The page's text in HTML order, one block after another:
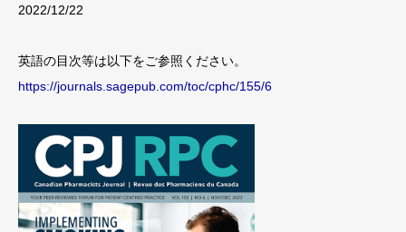
2022/12/22
英語の目次等は以下をご参照ください。
https://journals.sagepub.com/toc/cphc/155/6